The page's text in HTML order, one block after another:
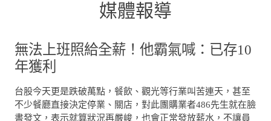
媒體報導
無法上班照給全薪！他霸氣喊：已存10
年獲利
台股今天更是跌破萬點，餐飲、觀光等行業叫苦連天，甚至
不少餐廳直接決定停業、關店，對此團購業者486先生就在臉
書發文，表示就算狀況再嚴峻，也會正常發放薪水，不讓員